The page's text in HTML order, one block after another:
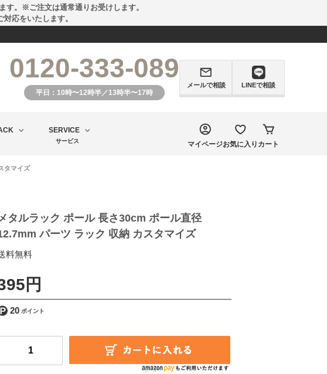
す。※ご注文は通常通りお受けします。
応をいたします。
0120-333-089
平日：10時〜12時半／13時半〜17時
メールで相談 LINEで相談
SERVICE
サービス マイページお気に入り カート
タマイズ
タルラック ポール 長さ30cm ポール直径
パーツ ラック 収納 カスタマイズ
円
20
[ 送料込 ]